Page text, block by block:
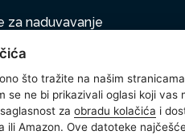
za naduvavanje
na naduvavanje
oprema
što tražite na našim
se ne bi prikazivali oglasi koji vas
za obradu kolačića i
ili Amazon. Ove datoteke